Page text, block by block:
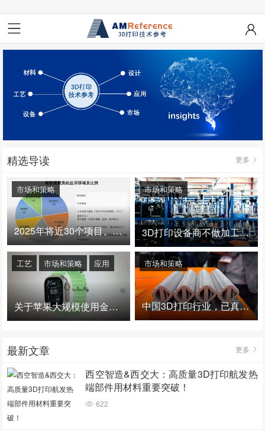
精选导读 更多
2025年将近30个项目、150亿投资：3D打印真的迎来爆发拐点了吗
市场和策略
3D打印设备商不做加工服务，就成了旁观者！
市场和策略
关于苹果大规模使用金属3D打印的思考
工艺 市场和策略 应用
中国3D打印行业，已真正进入爆发时代！
市场和策略
最新文章 更多
西空智造&西交大：高质量3D打印航发热
端部件用材料重要突破！
622